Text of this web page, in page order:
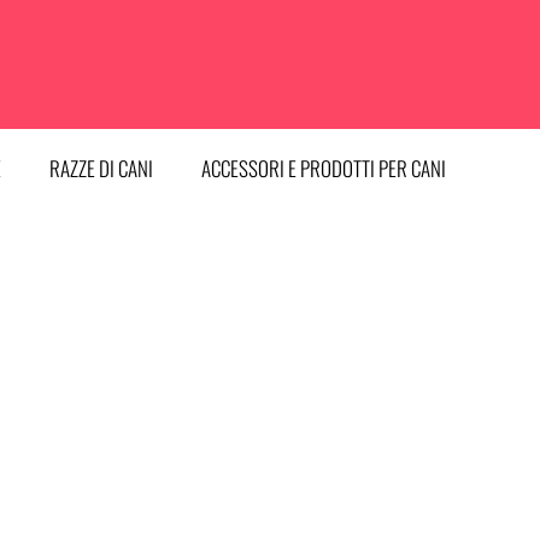
RAZZE DI CANI ACCESSORI E PRODOTTI PER CANI